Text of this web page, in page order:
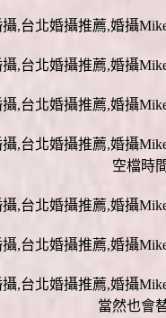
空檔時
當然也會